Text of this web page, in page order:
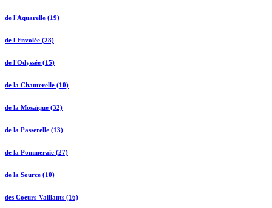
de l'Aquarelle (19)
de l'Envolée (28)
de l'Odyssée (15)
de la Chanterelle (10)
de la Mosaïque (32)
de la Passerelle (13)
de la Pommeraie (27)
de la Source (10)
des Coeurs-Vaillants (16)